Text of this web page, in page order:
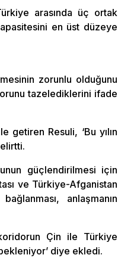
arasında üç ortak
en üst düzeye
zorunlu olduğunu
tazelediklerini ifade
getiren Resuli, ‘Bu yılın
güçlendirilmesi için
ve Türkiye-Afganistan
anlaşmanın
Çin ile Türkiye
diye ekledi.